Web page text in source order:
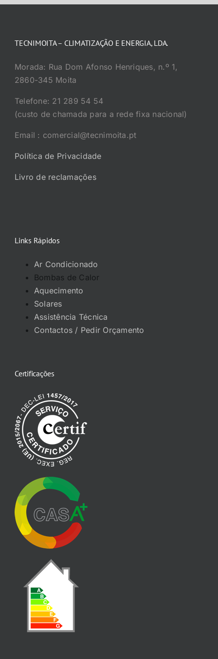
TECNIMOITA – CLIMATIZAÇÃO E ENERGIA, LDA.
Morada: Rua Dom Afonso Henriques, n.º 1,
2860-345 Moita
Telefone: 21 289 54 54
(custo de chamada para a rede fixa nacional)
Email : comercial@tecnimoita.pt
Política de Privacidade
Livro de reclamações
Links Rápidos
Ar Condicionado
Bombas de Calor
Aquecimento
Solares
Assistência Técnica
Contactos / Pedir Orçamento
Certificações